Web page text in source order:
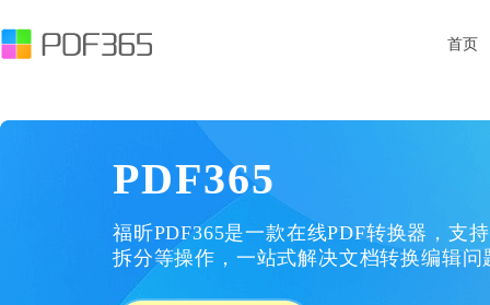
首页
PDF365
福昕PDF365是一款在线PDF转换器，支
拆分等操作，一站式解决文档转换编辑问